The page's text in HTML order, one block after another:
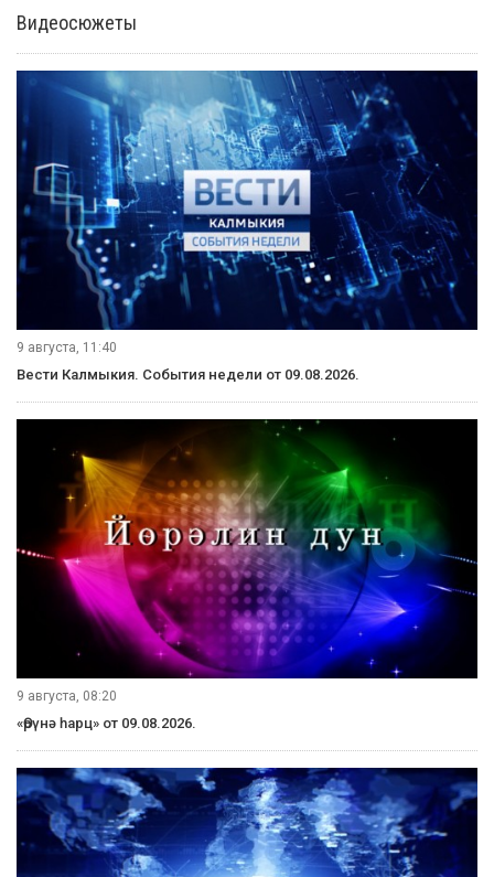
Видеосюжеты
9 августа, 11:40
Вести Калмыкия. События недели от 09.08.2026.
9 августа, 08:20
«Өрүнә һарц» от 09.08.2026.